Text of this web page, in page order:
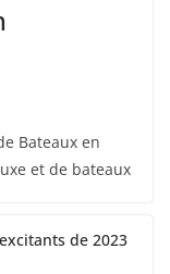
Bateaux en
et de bateaux
de 2023